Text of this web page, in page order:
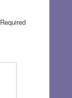
Required